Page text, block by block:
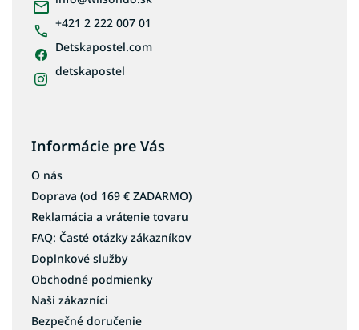
+421 2 222 007 01
Detskapostel.com
detskapostel
Informácie pre Vás
O nás
Doprava (od 169 € ZADARMO)
Reklamácia a vrátenie tovaru
FAQ: Časté otázky zákazníkov
Doplnkové služby
Obchodné podmienky
Naši zákazníci
Bezpečné doručenie